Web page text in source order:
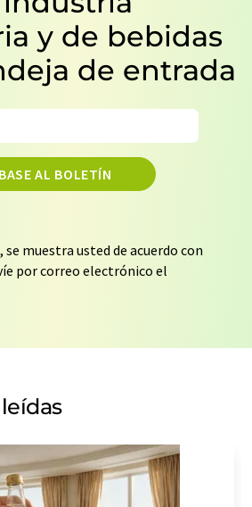
y de bebidas
de entrada
AL BOLETÍN
muestra usted de acuerdo con
por correo electrónico el
anteriormente. Sus
de datos. LUMITOS
o de investigación de
revocar en todo momento su
por correo postal a
Str. 2, 12489 Berlín
electrónico a